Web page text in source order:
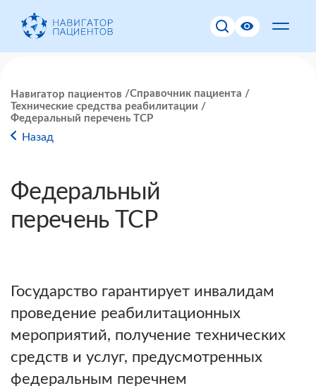
Навигатор пациентов
Справочник пациента
Технические средства реабилитации
Федеральный перечень ТСР
Назад
Федеральный
перечень ТСР
Государство гарантирует инвалидам
проведение реабилитационных
мероприятий, получение технических
средств и услуг, предусмотренных
федеральным перечнем